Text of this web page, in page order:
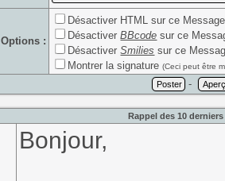
Options :
Désactiver HTML sur ce Message
DésactiverBBcode sur ce
DésactiverSmilies sur ce
Montrer la signature(Ceci peut être
-
Rappel des 10
Bonjour,